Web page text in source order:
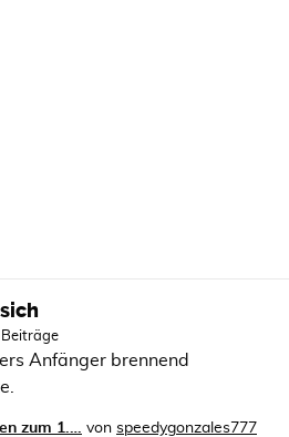
Anfänger brennend
zum 1.… von speedygonzales777